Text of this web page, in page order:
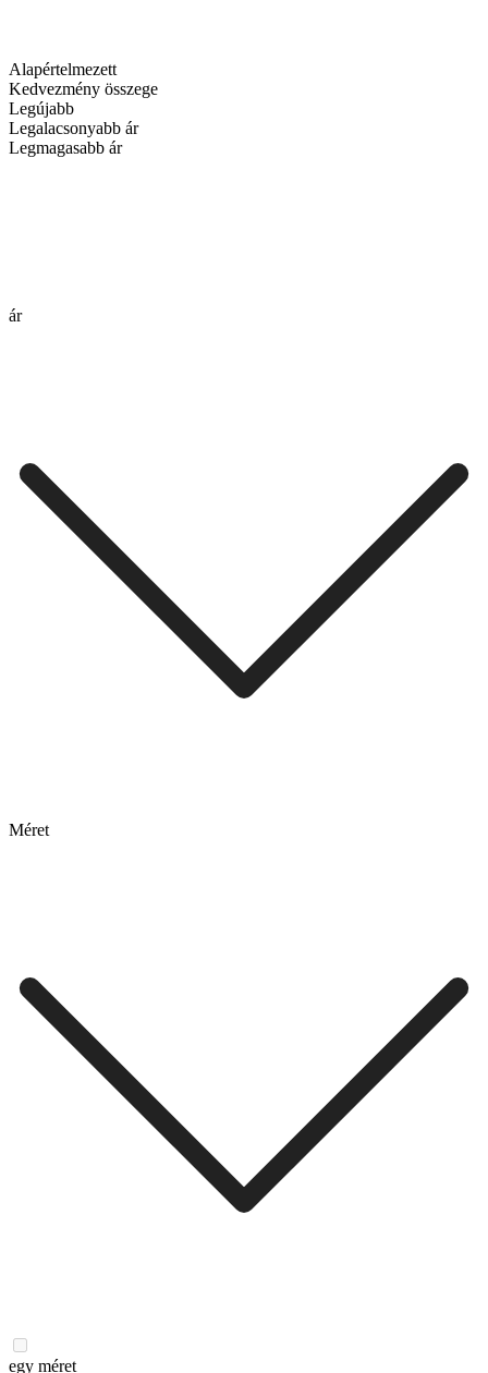
Alapértelmezett
Kedvezmény összege
Legújabb
Legalacsonyabb ár
Legmagasabb ár
ár
Méret
egy méret